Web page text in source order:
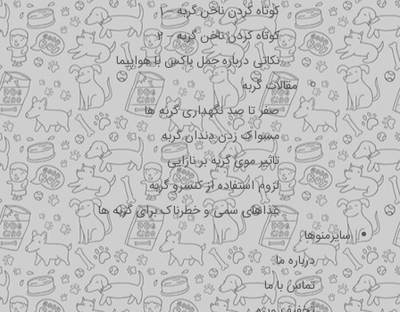
کوتاه کردن ناخن گربه – 1
کوتاه کردن ناخن گربه – 2
نکاتی درباره جمل باکس با هواپیما
مقالات گربه
صفر تا صد نگهداری گربه ها
مسواک زدن دندان گربه
تاثیر موی گربه بر نازایی
لزوم استفاده از کنسرو گربه
غذاهای سمی و خطرناک برای گربه ها
سایرمنوها
درباره ما
تماس با ما